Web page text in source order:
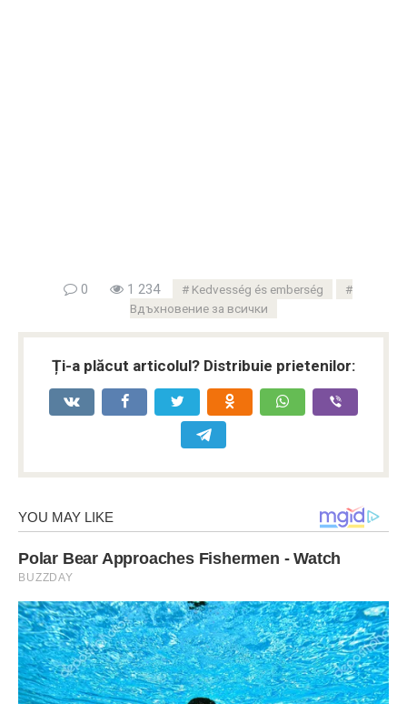
0 1 234
Kedvesség és emberség
Вдъхновение за всички
Ți-a plăcut articolul? Distribuie prietenilor: